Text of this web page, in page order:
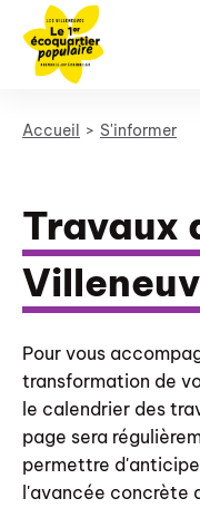
Accueil S'informer
Travaux
Pour vous
transformation de
le calendrier des
page sera
permettre
l'avancée concrète
Panneau de gestion des